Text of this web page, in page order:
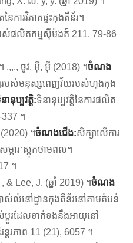
ៃការវិភាគផ្ទះកុងតឺន័រ។
បស់ផលិតកម្មស៊ីម៉ងត៍ 211, 79-86
,,,,, ចូវ, អ៊ី, អ៊ី (2018) ។ចំណង
បស់មនុស្សពេញវ័យរបស់ហុងកុង
ានុប្បវត្តិ:ទិនានុប្បវត្តិនៃការផលិត
។
។ចំណងជើង:សិក្សាលើការ
ម្ភារៈស្តុកថាមពល។
។
& Lee, J. (ឆ្នាំ 2019) ។ចំណង
រាស់លំនៅដ្ឋានកុងតឺន័រនៅតាមតំបន់
ប្តូរដែលទាក់ទងនឹងអាយុនៅ
ន្តរភាព 11 (21), 6057 ។